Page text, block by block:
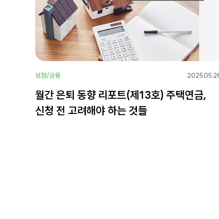
보험/금융
월간 은퇴 동향 리포트(제13호) 주택연금,
신청 전 고려해야 하는 것들